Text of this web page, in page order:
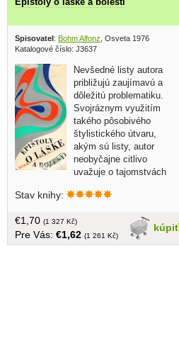
Spisovatel: Bohm Alfonz , Osveta 1976
Katalogové číslo: J3637
Nevšedné listy autora
približujú zaujímavú a
dôležitú problematiku.
Svojráznym využitím
takého pôsobivého
štylistického útvaru,
akým sú listy, autor
neobyčajne citlivo
uvažuje o tajomstvách
života a príchode dieťaťa na svet a o
súvise s bolesťou... tvrdá väzba, obal,
112 strán
Stav knihy:
kúpiť
€1,70 (1 327 Kč)
Pre Vás: €1,62 (1 261 Kč)